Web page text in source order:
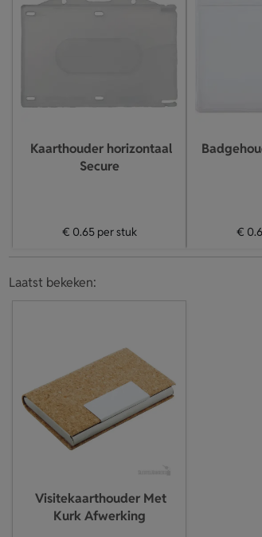
Kaarthouder horizontaal
Secure
€ 0.65per stuk €
Laatst bekeken:
Visitekaarthouder Met
Kurk Afwerking